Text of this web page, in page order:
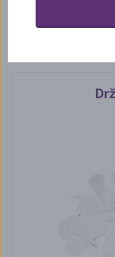
52 Kč